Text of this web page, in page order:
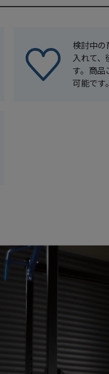
検討中の
入れて、
す。商品
可能です。